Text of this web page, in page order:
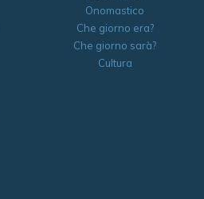
Onomastico
Che giorno era?
Che giorno sarà?
Cultura